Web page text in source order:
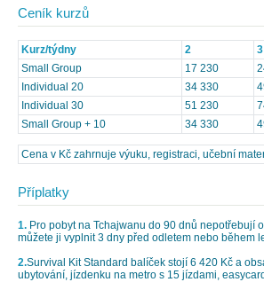
Ceník kurzů
Kurz/týdny 2 3
Small Group
17 230
Individual 20
34 330
Individual 30
51 230
Small Group + 10
34 330
Cena v Kč zahrnuje výuku, registraci, učební
Příplatky
1.Pro pobyt na Tchajwanu do 90 dnů nepotřebují
můžete ji vyplnit 3 dny před odletem nebo během
2.Survival Kit Standard balíček stojí 6 420 Kč a
ubytování, jízdenku na metro s 15 jízdami,